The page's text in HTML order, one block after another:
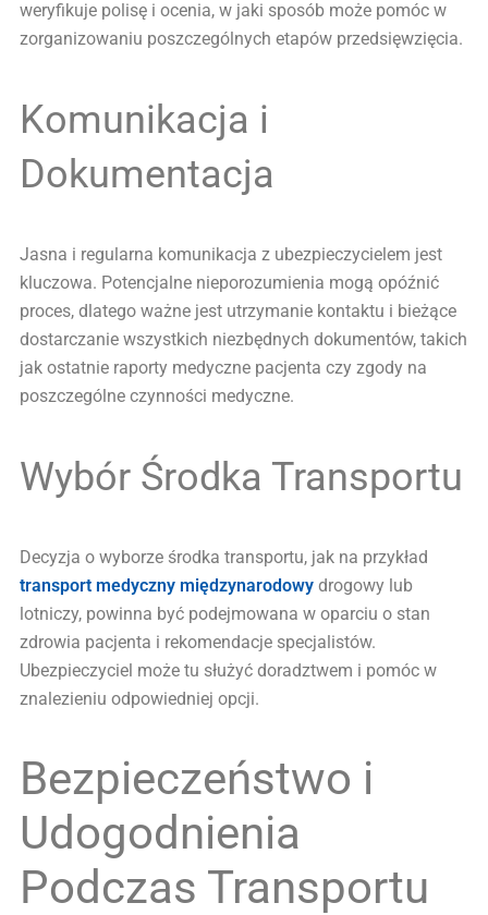
weryfikuje polisę i ocenia, w jaki sposób może pomóc w
zorganizowaniu poszczególnych etapów przedsięwzięcia.
Komunikacja i
Dokumentacja
Jasna i regularna komunikacja z ubezpieczycielem jest
kluczowa. Potencjalne nieporozumienia mogą opóźnić
proces, dlatego ważne jest utrzymanie kontaktu i bieżące
dostarczanie wszystkich niezbędnych dokumentów, takich
jak ostatnie raporty medyczne pacjenta czy zgody na
poszczególne czynności medyczne.
Wybór Środka Transportu
Decyzja o wyborze środka transportu, jak na przykład
transport medyczny międzynarodowy drogowy lub
lotniczy, powinna być podejmowana w oparciu o stan
zdrowia pacjenta i rekomendacje specjalistów.
Ubezpieczyciel może tu służyć doradztwem i pomóc w
znalezieniu odpowiedniej opcji.
Bezpieczeństwo i
Udogodnienia
Podczas Transportu